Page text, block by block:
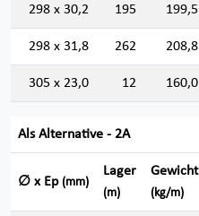
298 x 30,2 195 199,5
298 x 31,8 262 208,8
305 x 23,0 12 160,0
Als Alternative - 2A
∅ x Ep (mm)
Lager
(m)
Gewicht
(kg/m)